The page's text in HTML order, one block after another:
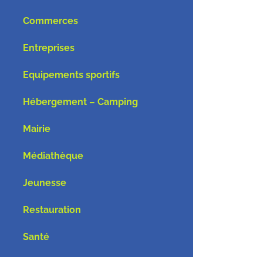
Commerces
Entreprises
Equipements sportifs
Hébergement – Camping
Mairie
Médiathèque
Jeunesse
Restauration
Santé